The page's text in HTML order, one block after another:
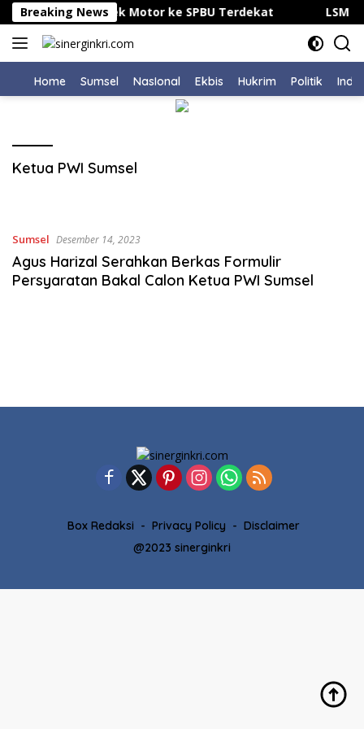
Langsung
ke
konten
Breaking News
Mogok, Derek Motor ke SPBU Terdekat LSM
Home Sumsel NasIonal Ekbis Hukrim Politik
Ketua PWI Sumsel
Sumsel Desember 14, 2023
Agus Harizal Serahkan Berkas Formulir
Persyaratan Bakal Calon Ketua PWI Sumsel
Box Redaksi Privacy Policy
Disclaimer
@2023 sinerginkri